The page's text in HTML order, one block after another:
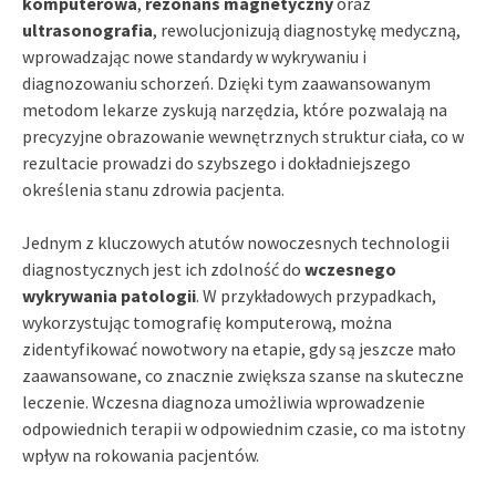
ultrasonografia, rewolucjonizują diagnostykę medyczną,
wprowadzając nowe standardy w wykrywaniu i
diagnozowaniu schorzeń. Dzięki tym zaawansowanym
metodom lekarze zyskują narzędzia, które pozwalają na
precyzyjne obrazowanie wewnętrznych struktur ciała, co w
rezultacie prowadzi do szybszego i dokładniejszego
określenia stanu zdrowia pacjenta.
Jednym z kluczowych atutów nowoczesnych technologii
diagnostycznych jest ich zdolność do wczesnego
wykrywania patologii. W przykładowych przypadkach,
wykorzystując tomografię komputerową, można
zidentyfikować nowotwory na etapie, gdy są jeszcze mało
zaawansowane, co znacznie zwiększa szanse na skuteczne
leczenie. Wczesna diagnoza umożliwia wprowadzenie
odpowiednich terapii w odpowiednim czasie, co ma istotny
wpływ na rokowania pacjentów.